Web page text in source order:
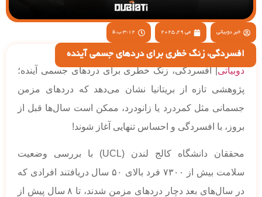
خبر دوبیاتی می 29, 2025 3:12 ب.ظ
افسردگی، زنگ خطری برای دردهای جسمی آینده
دوبیاتی| افسردگی، زنگ خطری برای دردهای جسمی آینده؛
پژوهشی تازه از بریتانیا نشان می‌دهد که دردهای مزمن
جسمانی مثل کمردرد یا زانودرد، ممکن است سال‌ها قبل از
بروز، با افسردگی و احساس تنهایی آغاز شوند!
محققان دانشگاه کالج لندن (UCL) با بررسی وضعیت
سلامت بیش از ۷۳۰۰ فرد بالای ۵۰ سال دریافتند افرادی که
در سال‌های بعد دچار دردهای مزمن شدند، تا ۸ سال پیش از